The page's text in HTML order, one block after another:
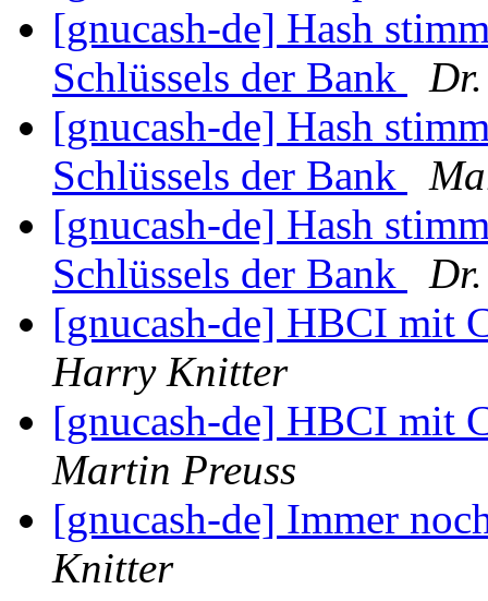
[gnucash-de] Hash
Schlüssels der Bank
[gnucash-de] Hash
Schlüssels der Bank
[gnucash-de] Hash
Schlüssels der Bank
[gnucash-de] HBCI mit
Harry Knitter
[gnucash-de] HBCI mit
Martin Preuss
[gnucash-de] Immer
Knitter